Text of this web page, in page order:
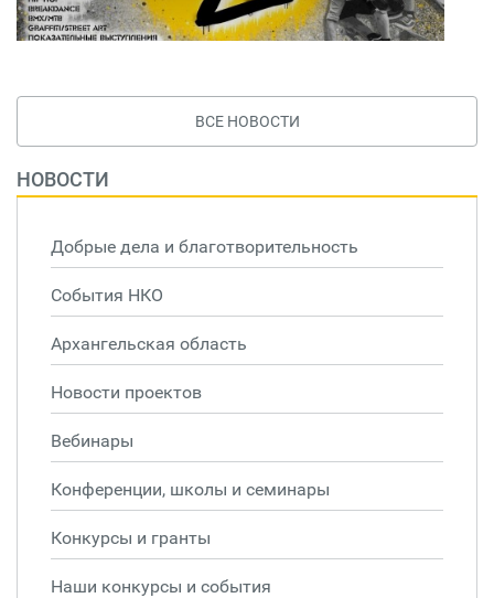
ВСЕ НОВОСТИ
НОВОСТИ
Добрые дела и благотворительность
События НКО
Архангельская область
Новости проектов
Вебинары
Конференции, школы и семинары
Конкурсы и гранты
Наши конкурсы и события